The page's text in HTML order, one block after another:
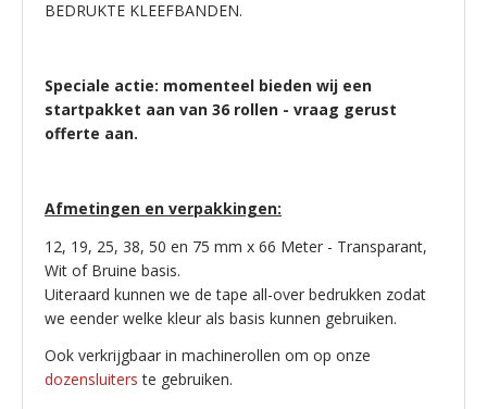
BEDRUKTE KLEEFBANDEN.
Speciale actie: momenteel bieden wij een
startpakket aan van 36 rollen - vraag gerust
offerte aan.
Afmetingen en verpakkingen:
12, 19, 25, 38, 50 en 75 mm x 66 Meter - Transparant,
Wit of Bruine basis.
Uiteraard kunnen we de tape all-over bedrukken zodat
we eender welke kleur als basis kunnen gebruiken.
Ook verkrijgbaar in machinerollen om op onze
dozensluiters te gebruiken.